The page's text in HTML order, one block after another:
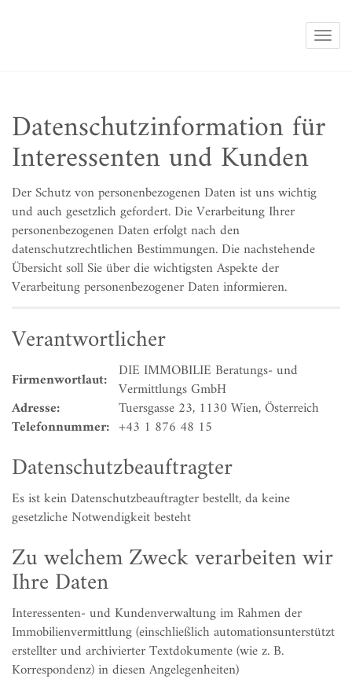
Datenschutzinformation für
Interessenten und Kunden
Der Schutz von personenbezogenen Daten ist uns wichtig
und auch gesetzlich gefordert. Die Verarbeitung Ihrer
personenbezogenen Daten erfolgt nach den
datenschutzrechtlichen Bestimmungen. Die nachstehende
Übersicht soll Sie über die wichtigsten Aspekte der
Verarbeitung personenbezogener Daten informieren.
Verantwortlicher
Firmenwortlaut: DIE IMMOBILIE Beratungs- und
Vermittlungs GmbH
Adresse:
Tuersgasse 23, 1130 Wien, Österreich
Telefonnummer: +43 1 876 48 15
Datenschutzbeauftragter
Es ist kein Datenschutzbeauftragter bestellt, da keine
gesetzliche Notwendigkeit besteht
Zu welchem Zweck verarbeiten wir
Ihre Daten
Interessenten- und Kundenverwaltung im Rahmen der
Immobilienvermittlung (einschließlich automationsunterstützt
erstellter und archivierter Textdokumente (wie z. B.
Korrespondenz) in diesen Angelegenheiten)